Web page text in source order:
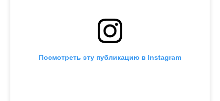
Посмотреть эту публикацию в Instagram